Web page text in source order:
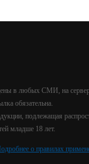
в любых СМИ, на
обязательна.
подлежащая
младше 18 лет.
о правилах